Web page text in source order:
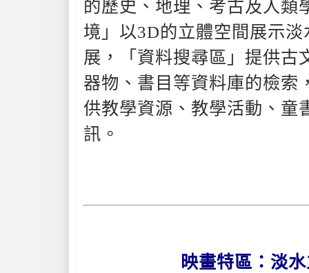
的歷史、地理、考古及人類
境」以3D的立體空間展示
展，「資料搜尋區」提供古
器物、書目等資料庫的檢索
供教學資源、教學活動、童
訊。
映畫特區：淡